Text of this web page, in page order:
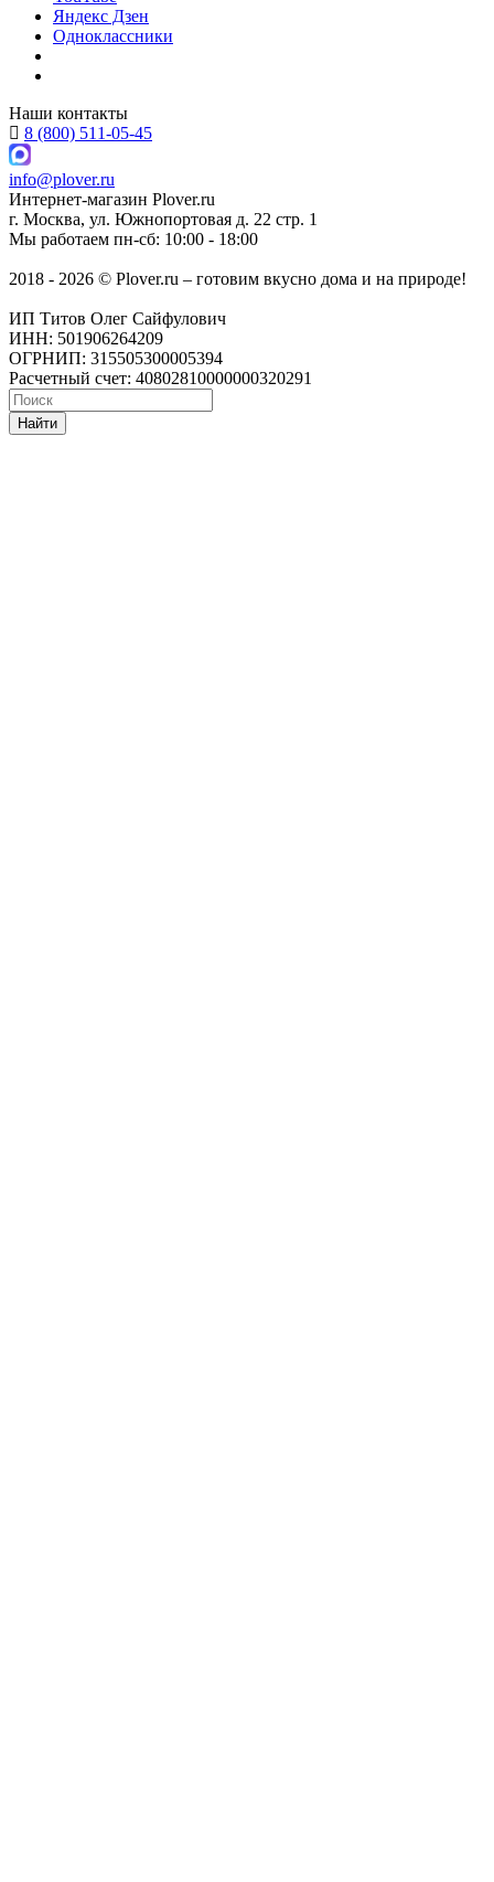
Яндекс Дзен
Одноклассники
Наши контакты
8 (800) 511-05-45
info@plover.ru
Интернет-магазин Plover.ru
г. Москва, ул. Южнопортовая д. 22 стр. 1
Мы работаем пн-сб: 10:00 - 18:00
2018 - 2026 © Plover.ru – готовим вкусно дома и на природе!
ИП Титов Олег Сайфулович
ИНН: 501906264209
ОГРНИП: 315505300005394
Расчетный счет: 40802810000000320291
Найти